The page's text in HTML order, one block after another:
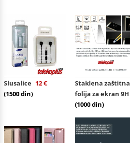
Slusalice 12 €
(1500 din)
Staklena zaštitna
folija za ekran 9H
(1000 din)